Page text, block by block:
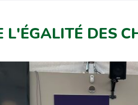
L'ÉGALITÉ DES